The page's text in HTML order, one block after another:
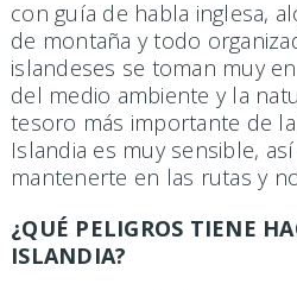
con guía de habla inglesa,
de montaña y todo
islandeses se toman muy
del medio ambiente y la
tesoro más importante de la
Islandia es muy sensible,
mantenerte en las rutas y
¿QUÉ PELIGROS TIENE
ISLANDIA?